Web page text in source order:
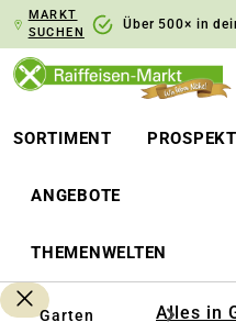
Zur
MARKT
SUCHEN
Über 500× in
SORTIMENT PROSPEKT
ANGEBOTE
THEMENWELTEN
Garten
Alles in